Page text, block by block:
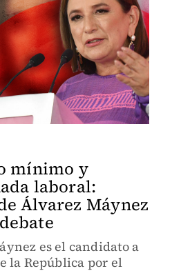
mínimo y
laboral:
Álvarez Máynez
es el candidato a
la República por el